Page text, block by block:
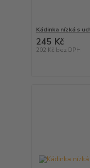
Kádinka nízká s
245 Kč
202 Kč bez DPH